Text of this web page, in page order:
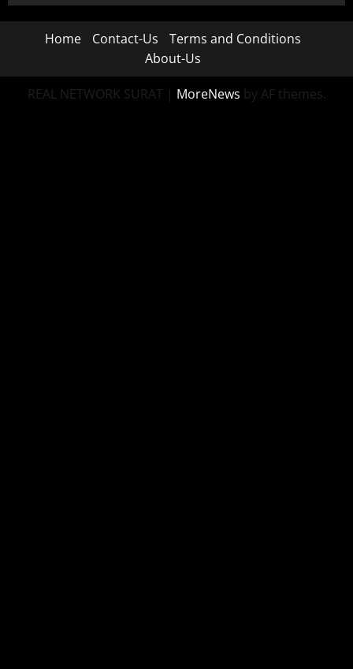
Home Contact-Us
Terms and Conditions
About-Us
REAL NETWORK SURAT | MoreNews by AF themes.